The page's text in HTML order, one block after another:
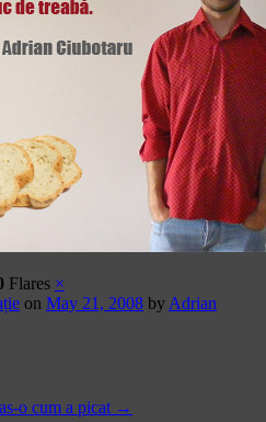
Flares ×
on May 21, 2008 by Adrian
o cum a picat →